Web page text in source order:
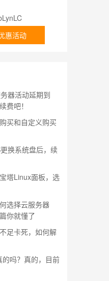
惠活动
器活动延期到
费吧！
买和自定义购买
换系统盘后，续
塔Linux面板，选
选择云服务器
你就懂了
足卡死，如何解
吗？真的，目前